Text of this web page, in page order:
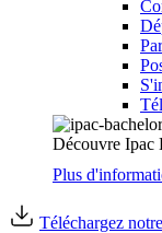
Découvre Ipac
Plus
Téléchargez